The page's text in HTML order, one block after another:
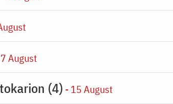
August
(4) - 15 August